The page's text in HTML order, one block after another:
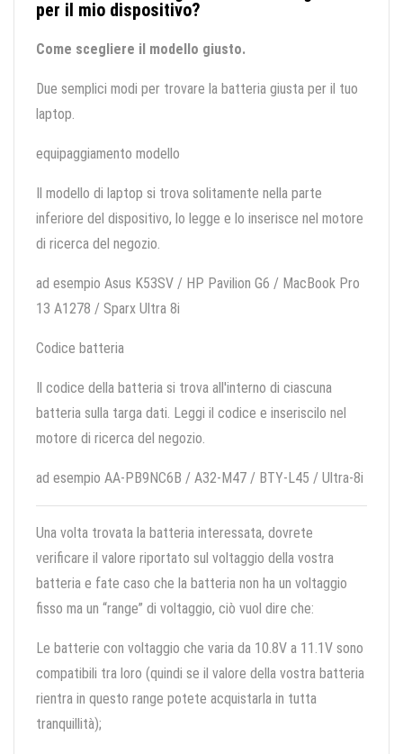
per il mio dispositivo?
Come scegliere il modello giusto.
Due semplici modi per trovare la batteria giusta per il tuo
laptop.
equipaggiamento modello
Il modello di laptop si trova solitamente nella parte
inferiore del dispositivo, lo legge e lo inserisce nel motore
di ricerca del negozio.
ad esempio Asus K53SV / HP Pavilion G6 / MacBook Pro
13 A1278 / Sparx Ultra 8i
Codice batteria
Il codice della batteria si trova all'interno di ciascuna
batteria sulla targa dati. Leggi il codice e inseriscilo nel
motore di ricerca del negozio.
ad esempio AA-PB9NC6B / A32-M47 / BTY-L45 / Ultra-8i
Una volta trovata la batteria interessata, dovrete
verificare il valore riportato sul voltaggio della vostra
batteria e fate caso che la batteria non ha un voltaggio
fisso ma un “range” di voltaggio, ciò vuol dire che:
Le batterie con voltaggio che varia da 10.8V a 11.1V sono
compatibili tra loro (quindi se il valore della vostra batteria
rientra in questo range potete acquistarla in tutta
tranquillità);